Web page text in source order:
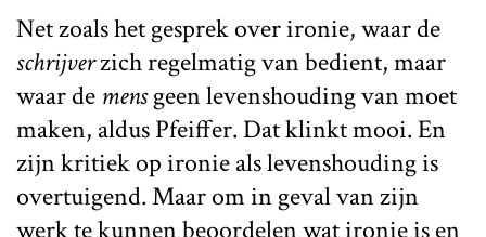
Net zoals het gesprek over ironie, waar de
schrijverzich regelmatig van bedient, maar
waar de mensgeen levenshouding van moet
maken, aldus Pfeiffer. Dat klinkt mooi. En
zijn kritiek op ironie als levenshouding is
overtuigend. Maar om in geval van zijn
werk te kunnen beoordelen wat ironie is en